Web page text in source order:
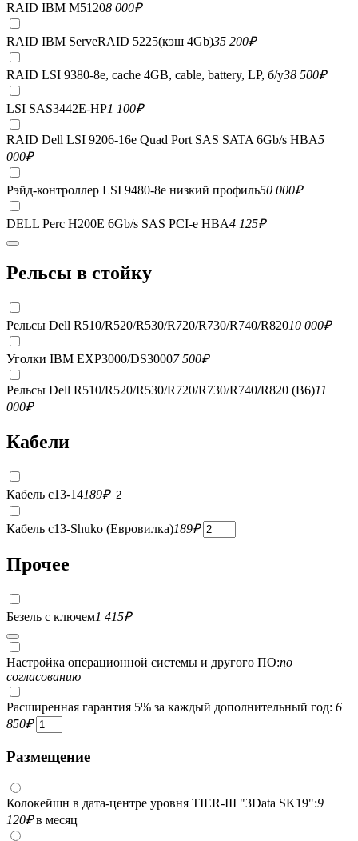
RAID IBM M51208 000₽
RAID IBM ServeRAID 5225(кэш 4Gb)35 200₽
RAID LSI 9380-8e, сache 4GB, cable, battery, LP, б/у38 500₽
LSI SAS3442E-HP1 100₽
RAID Dell LSI 9206-16e Quad Port SAS SATA 6Gb/s HBA5
000₽
Рэйд-контроллер LSI 9480-8e низкий профиль50 000₽
DELL Perc H200E 6Gb/s SAS PCI-e HBA4 125₽
Рельсы в стойку
Рельсы Dell R510/R520/R530/R720/R730/R740/R82010 000₽
Уголки IBM EXP3000/DS30007 500₽
Рельсы Dell R510/R520/R530/R720/R730/R740/R820 (B6)11
000₽
Кабели
Кабель c13-14189₽
Кабель c13-Shuko (Евровилка)189₽
Прочее
Безель с ключем1 415₽
Настройка операционной системы и другого ПО:по
согласованию
Расширенная гарантия 5% за каждый дополнительный год: 6
850₽
Размещение
Колокейшн в дата-центре уровня TIER-III "3Data SK19":9
120₽в месяц